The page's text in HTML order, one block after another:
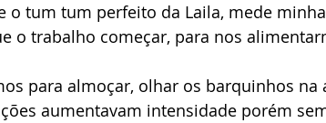
o tum tum perfeito da Laila, mede
o trabalho começar, para nos
para almoçar, olhar os barquinhos na
aumentavam intensidade porém